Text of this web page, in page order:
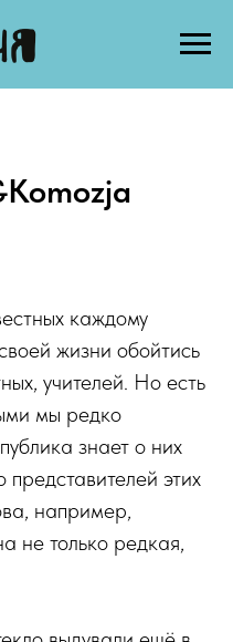
каждому
жизни обойтись
учителей. Но есть
мы редко
знает о них
этих
например,
не только редкая,